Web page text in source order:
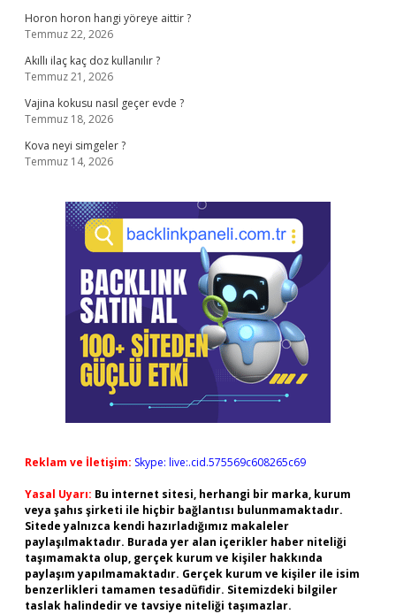
Horon horon hangi yöreye aittir ?
Temmuz 22, 2026
Akıllı ilaç kaç doz kullanılır ?
Temmuz 21, 2026
Vajina kokusu nasıl geçer evde ?
Temmuz 18, 2026
Kova neyi simgeler ?
Temmuz 14, 2026
Reklam ve İletişim: Skype: live:.cid.575569c608265c69
Yasal Uyarı: Bu internet sitesi, herhangi bir marka, kurum
veya şahıs şirketi ile hiçbir bağlantısı bulunmamaktadır.
Sitede yalnızca kendi hazırladığımız makaleler
paylaşılmaktadır. Burada yer alan içerikler haber niteliği
taşımamakta olup, gerçek kurum ve kişiler hakkında
paylaşım yapılmamaktadır. Gerçek kurum ve kişiler ile isim
benzerlikleri tamamen tesadüfidir. Sitemizdeki bilgiler
taslak halindedir ve tavsiye niteliği taşımazlar.